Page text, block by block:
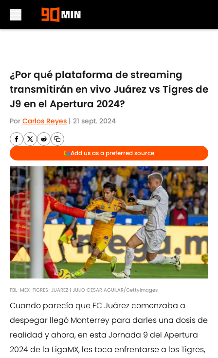
¿Por qué plataforma de streaming
transmitirán en vivo Juárez vs Tigres de
J9 en el Apertura 2024?
Por Carlos Reyes | 21 sept. 2024
Add us as a preferred source
FBL-MEX-TIGRES-JUAREZ | JULIO CESAR AGUILAR/GettyImages
Cuando parecía que FC Juárez comenzaba a
despegar llegó Monterrey para darles una dosis de
realidad y ahora, en esta Jornada 9 del Apertura
2024 de la LigaMX, les toca enfrentarse a los Tigres,